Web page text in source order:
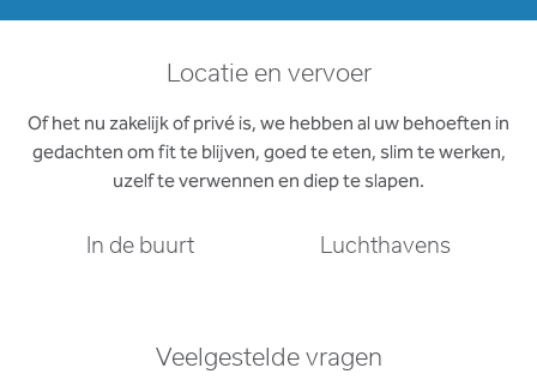
Locatie en vervoer
Of het nu zakelijk of privé is, we hebben al uw behoeften in
gedachten om fit te blijven, goed te eten, slim te werken,
uzelf te verwennen en diep te slapen.
In de buurt Luchthavens
Veelgestelde vragen